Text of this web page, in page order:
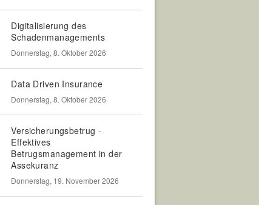
Digitalisierung des
Schadenmanagements
Donnerstag, 8. Oktober 2026
Data Driven Insurance
Donnerstag, 8. Oktober 2026
Versicherungsbetrug -
Effektives
Betrugsmanagement in der
Assekuranz
Donnerstag, 19. November 2026